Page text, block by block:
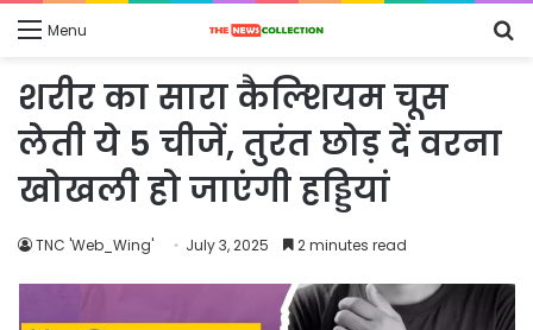
Menu
शरीर का सारा कैल्शियम चूस
लेती ये 5 चीजें, तुरंत छोड़ दें वरना
खोखली हो जाएंगी हड्डियां
TNC 'Web_Wing' July 3, 2025 2 minutes read